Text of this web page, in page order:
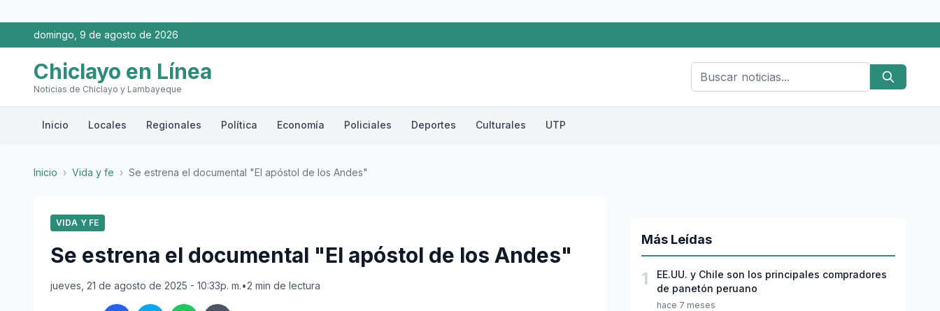
domingo, 9 de agosto de 2026
Chiclayo en Línea
Noticias de Chiclayo y Lambayeque
Inicio Locales Regionales Política Economía Policiales Deportes Culturales UTP
Inicio › Vida y fe › Se estrena el documental "El apóstol de los Andes"
VIDA Y FE
Se estrena el documental "El apóstol de los Andes"
jueves, 21 de agosto de 2025 - 10:33p. m.•2 min de lectura
Más Leídas
1
EE.UU. y Chile son los principales compradores
de panetón peruano
hace 7 meses